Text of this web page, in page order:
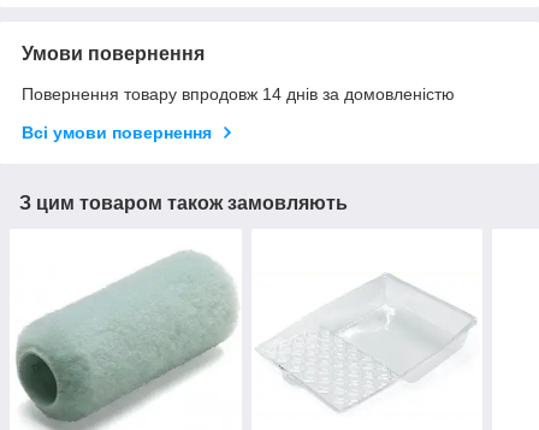
Умови повернення
Повернення товару впродовж 14 днів за домовленістю
Всі умови повернення
З цим товаром також замовляють